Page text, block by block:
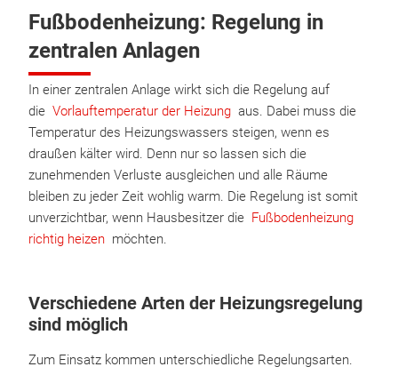
Fußbodenheizung: Regelung in
zentralen Anlagen
In einer zentralen Anlage wirkt sich die Regelung auf
die Vorlauftemperatur der Heizung aus. Dabei muss die
Temperatur des Heizungswassers steigen, wenn es
draußen kälter wird. Denn nur so lassen sich die
zunehmenden Verluste ausgleichen und alle Räume
bleiben zu jeder Zeit wohlig warm. Die Regelung ist somit
unverzichtbar, wenn Hausbesitzer die Fußbodenheizung
richtig heizen möchten.
Verschiedene Arten der Heizungsregelung
sind möglich
Zum Einsatz kommen unterschiedliche Regelungsarten.